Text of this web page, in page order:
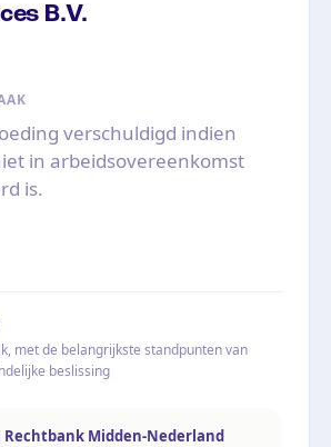
B.V.
verschuldigd indien
in arbeidsovereenkomst
is.
met de belangrijkste standpunten van
beslissing
Rechtbank Midden-Nederland